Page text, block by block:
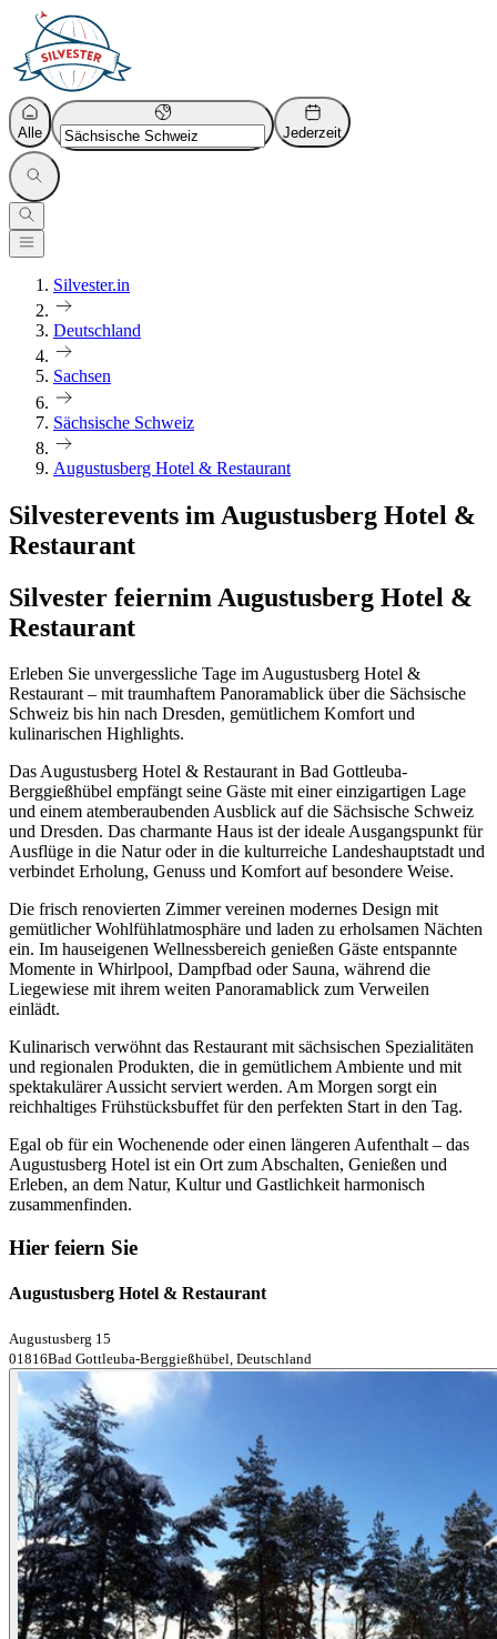
Alle Jederzeit
Silvester.in
Deutschland
Sachsen
Sächsische Schweiz
Augustusberg Hotel & Restaurant
Silvesterevents im Augustusberg Hotel &
Restaurant
Silvester feiernim Augustusberg Hotel &
Restaurant
Erleben Sie unvergessliche Tage im Augustusberg Hotel &
Restaurant – mit traumhaftem Panoramablick über die Sächsische
Schweiz bis hin nach Dresden, gemütlichem Komfort und
kulinarischen Highlights.
Das Augustusberg Hotel & Restaurant in Bad Gottleuba-
Berggießhübel empfängt seine Gäste mit einer einzigartigen Lage
und einem atemberaubenden Ausblick auf die Sächsische Schweiz
und Dresden. Das charmante Haus ist der ideale Ausgangspunkt für
Ausflüge in die Natur oder in die kulturreiche Landeshauptstadt und
verbindet Erholung, Genuss und Komfort auf besondere Weise.
Die frisch renovierten Zimmer vereinen modernes Design mit
gemütlicher Wohlfühlatmosphäre und laden zu erholsamen Nächten
ein. Im hauseigenen Wellnessbereich genießen Gäste entspannte
Momente in Whirlpool, Dampfbad oder Sauna, während die
Liegewiese mit ihrem weiten Panoramablick zum Verweilen
einlädt.
Kulinarisch verwöhnt das Restaurant mit sächsischen Spezialitäten
und regionalen Produkten, die in gemütlichem Ambiente und mit
spektakulärer Aussicht serviert werden. Am Morgen sorgt ein
reichhaltiges Frühstücksbuffet für den perfekten Start in den Tag.
Egal ob für ein Wochenende oder einen längeren Aufenthalt – das
Augustusberg Hotel ist ein Ort zum Abschalten, Genießen und
Erleben, an dem Natur, Kultur und Gastlichkeit harmonisch
zusammenfinden.
Hier feiern Sie
Augustusberg Hotel & Restaurant
Augustusberg 15
01816Bad Gottleuba-Berggießhübel, Deutschland